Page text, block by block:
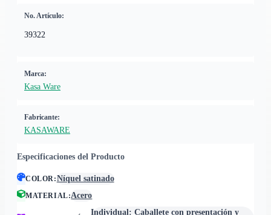
No. Artículo:
39322
Marca:
Kasa Ware
Fabricante:
KASAWARE
Especificaciones del Producto
COLOR:Níquel satinado
MATERIAL:Acero
Individual: Caballete con presentación y